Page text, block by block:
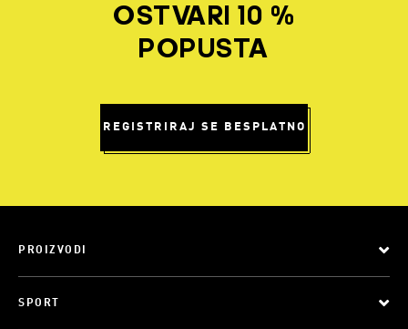
OSTVARI 10 %
POPUSTA
REGISTRIRAJ SE BESPLATNO
PROIZVODI
SPORT